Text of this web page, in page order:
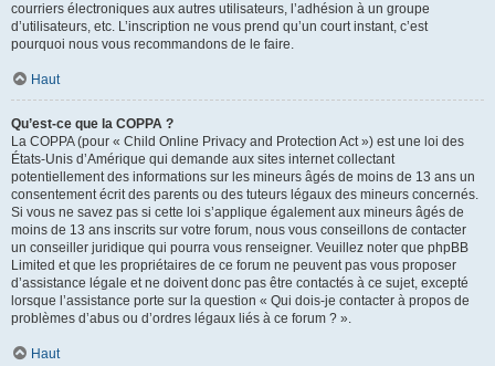
courriers électroniques aux autres utilisateurs, l’adhésion à un groupe
d’utilisateurs, etc. L’inscription ne vous prend qu’un court instant, c’est
pourquoi nous vous recommandons de le faire.
Haut
Qu’est-ce que la COPPA ?
La COPPA (pour « Child Online Privacy and Protection Act ») est une loi des
États-Unis d’Amérique qui demande aux sites internet collectant
potentiellement des informations sur les mineurs âgés de moins de 13 ans un
consentement écrit des parents ou des tuteurs légaux des mineurs concernés.
Si vous ne savez pas si cette loi s’applique également aux mineurs âgés de
moins de 13 ans inscrits sur votre forum, nous vous conseillons de contacter
un conseiller juridique qui pourra vous renseigner. Veuillez noter que phpBB
Limited et que les propriétaires de ce forum ne peuvent pas vous proposer
d’assistance légale et ne doivent donc pas être contactés à ce sujet, excepté
lorsque l’assistance porte sur la question « Qui dois-je contacter à propos de
problèmes d’abus ou d’ordres légaux liés à ce forum ? ».
Haut